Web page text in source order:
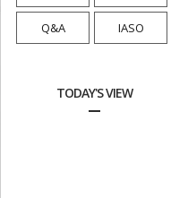
Q&A IASO
TODAY'S VIEW